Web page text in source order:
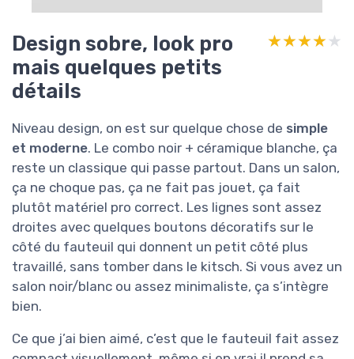
Design sobre, look pro
mais quelques petits
détails
★★★★★
★★★★★
Niveau design, on est sur quelque chose de simple
et moderne. Le combo noir + céramique blanche, ça
reste un classique qui passe partout. Dans un salon,
ça ne choque pas, ça ne fait pas jouet, ça fait
plutôt matériel pro correct. Les lignes sont assez
droites avec quelques boutons décoratifs sur le
côté du fauteuil qui donnent un petit côté plus
travaillé, sans tomber dans le kitsch. Si vous avez un
salon noir/blanc ou assez minimaliste, ça s’intègre
bien.
Ce que j’ai bien aimé, c’est que le fauteuil fait assez